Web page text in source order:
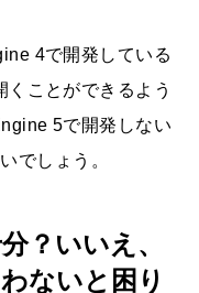
4で開発している
ことができるよう
5で開発しない
でしょう。
？いいえ、
ないと困り